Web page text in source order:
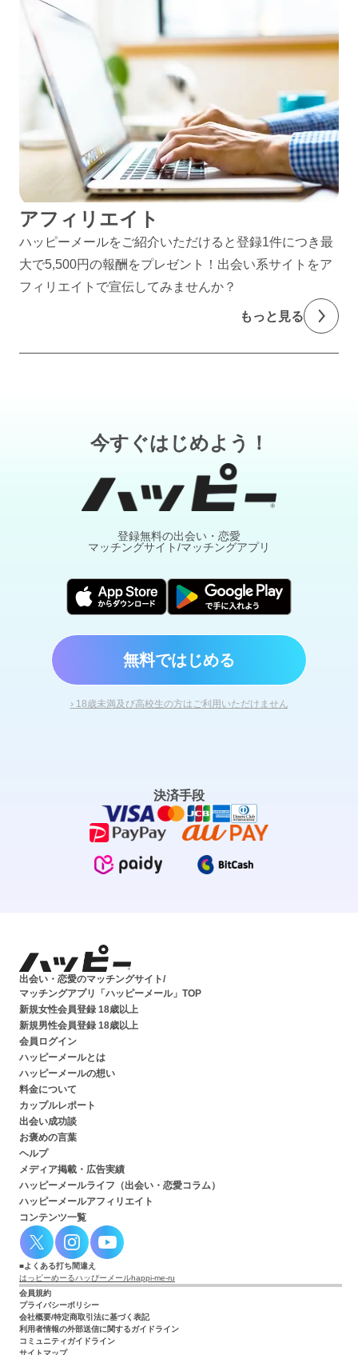
アフィリエイト
ハッピーメールをご紹介いただけると登録1件につき最
大で5,500円の報酬をプレゼント！出会い系サイトをア
フィリエイトで宣伝してみませんか？
もっと見る
今すぐはじめよう！
登録無料の出会い・恋愛
マッチングサイト/マッチングアプリ
無料ではじめる
› 18歳未満及び高校生の方はご利用いただけません
決済手段
出会い・恋愛のマッチングサイト/
マッチングアプリ「ハッピーメール」TOP
新規女性会員登録 18歳以上
新規男性会員登録 18歳以上
会員ログイン
ハッピーメールとは
ハッピーメールの想い
料金について
カップルレポート
出会い成功談
お褒めの言葉
ヘルプ
メディア掲載・広告実績
ハッピーメールライフ（出会い・恋愛コラム）
ハッピーメールアフィリエイト
コンテンツ一覧
よくある打ち間違え
はっピーめーるハッぴーメールhappi-me-ru
会員規約
プライバシーポリシー
会社概要/特定商取引法に基づく表記
利用者情報の外部送信に関するガイドライン
コミュニティガイドライン
サイトマップ